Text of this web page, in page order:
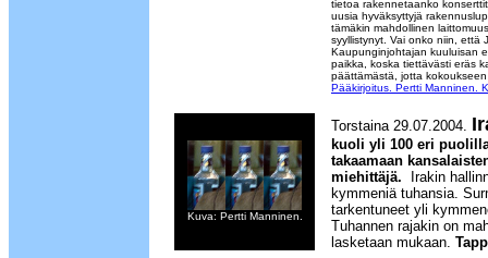
tietoa rakennetaanko
uusia hyväksyttyjä
tämäkin mahdollinen
syyllistynyt. Vai onko niin, että
Kaupunginjohtajan kuuluisan
paikka, koska tiettävästi eräs
päättämästä, jotta
Pääkirjoitus. Pertti Manninen.
Kuva: Pertti Manninen.
Torstaina 29.07.2004.
kuoli yli 100 eri
takaamaan
miehittäjä.
Irakin
kymmeniä tuhansia.
tarkentuneet yli
Tuhannen rajakin on
lasketaan mukaan.